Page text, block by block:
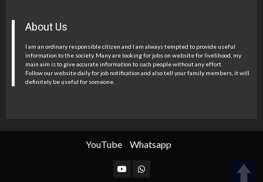
About Us
I am an ordinary responsible citizen and I am always tempted to provide useful
information to the society. Many are looking for jobs on website for livelihood, my
main aim is to give accurate information to such people without any effort.
Follow our website daily for job notification and also tell your family members, it will
definitely be useful for someone.
YouTube Whatsapp
YouTubeWhatsapp